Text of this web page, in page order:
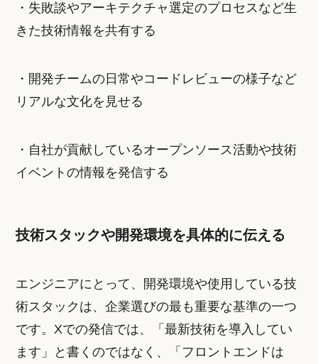
・失敗談やアーキテクチャ選定のプロセスなど生
きた技術情報を共有する
・開発チームの日常やコードレビューの様子など
リアルな文化を見せる
・自社が貢献しているオープンソース活動や技術
イベントの情報を発信する
技術スタックや開発環境を具体的に伝える
エンジニアにとって、開発環境や使用している技
術スタックは、企業選びの最も重要な基準の一つ
です。Xでの発信では、「最新技術を導入してい
ます」と書くのではなく、「フロントエンドは